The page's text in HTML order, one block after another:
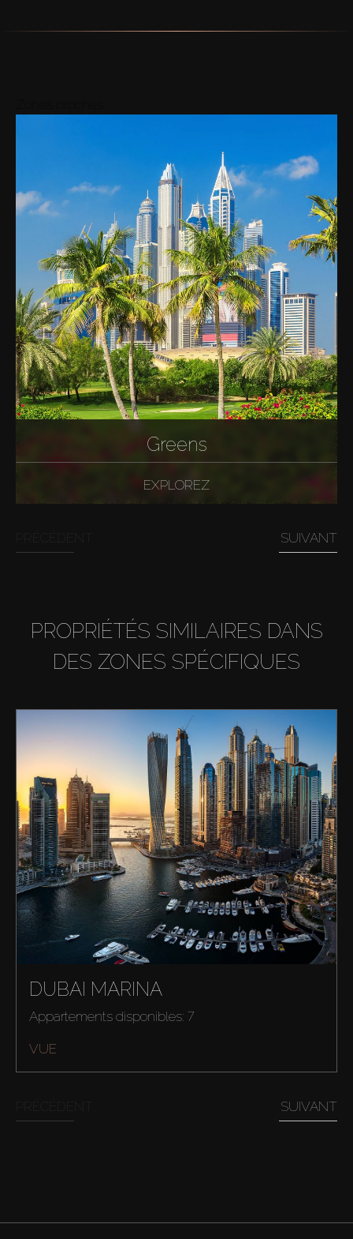
Greens
EXPLOREZ
SUIVANT
PROPRIÉTÉS SIMILAIRES DANS
DES ZONES SPÉCIFIQUES
DUBAI MARINA
Appartements disponibles: 7
VUE
SUIVANT